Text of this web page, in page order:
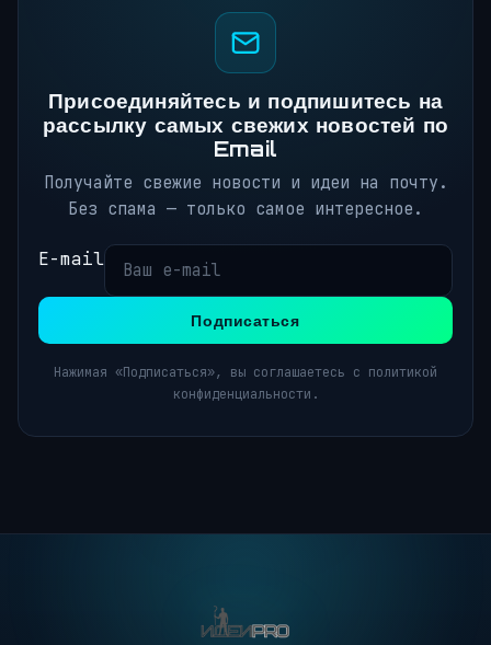
Присоединяйтесь и подпишитесь на
рассылку самых свежих новостей по
Email
Получайте свежие новости и идеи на почту.
Без спама — только самое интересное.
E-mail
Подписаться
Нажимая «Подписаться», вы соглашаетесь с политикой
конфиденциальности.